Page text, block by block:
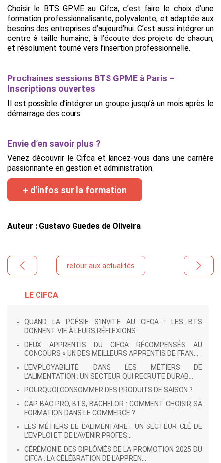
LE CIFCA
QUAND LA POÉSIE S'INVITE AU CIFCA : LES BTS
DONNENT VIE À LEURS RÉFLEXIONS
DEUX APPRENTIS DU CIFCA RÉCOMPENSÉS AU
CONCOURS « UN DES MEILLEURS APPRENTIS DE FRAN...
L’EMPLOYABILITÉ DANS LES MÉTIERS DE
L’ALIMENTATION : UN SECTEUR QUI RECRUTE DURAB...
POURQUOI CONSOMMER DES PRODUITS DE SAISON ?
CAP, BAC PRO, BTS, BACHELOR : COMMENT CHOISIR SA
FORMATION DANS LE COMMERCE ?
LES MÉTIERS DE L’ALIMENTAIRE : UN SECTEUR CLÉ DE
L’EMPLOI ET DE L’AVENIR PROFES...
CÉRÉMONIE DES DIPLÔMÉS DE LA PROMOTION 2025 DU
CIFCA : LA CÉLÉBRATION DE L'APPREN...
Choisir le BTS GPME au Cifca, c’est faire le choix d’une
formation professionnalisante, polyvalente, et adaptée aux
besoins des entreprises d’aujourd’hui. C’est aussi intégrer un
centre à taille humaine, à l’écoute des projets de chacun,
et résolument tourné vers l’insertion professionnelle.
Prochaines sessions BTS GPME à Paris –
Inscriptions ouvertes
Il est possible d’intégrer un groupe jusqu’à un mois après le
démarrage des cours.
Envie d’en savoir plus ?
Venez découvrir le Cifca et lancez-vous dans une carrière
passionnante en gestion et administration.
+ d’infos sur la formation
Auteur : Gustavo Guedes de Oliveira
retour aux actualités